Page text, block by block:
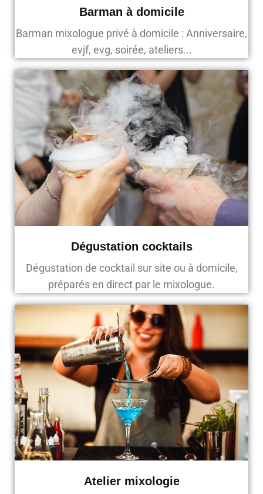
Barman à domicile
Barman mixologue privé à domicile : Anniversaire,
evjf, evg, soirée, ateliers...
Dégustation cocktails
Dégustation de cocktail sur site ou à domicile,
préparés en direct par le mixologue.
Atelier mixologie